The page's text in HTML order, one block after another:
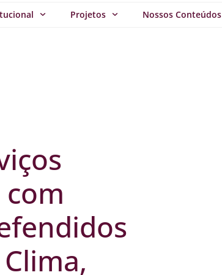
Projetos Nossos Conteúdos